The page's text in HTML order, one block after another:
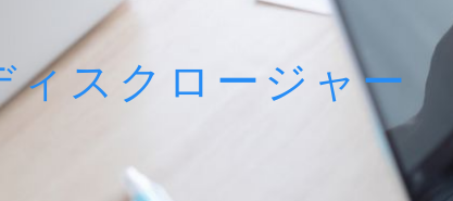
ィスクロージャー